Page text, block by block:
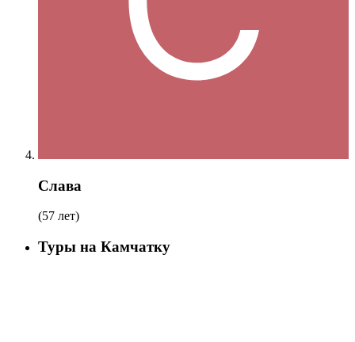
Слава
(57 лет)
Туры на Камчатку